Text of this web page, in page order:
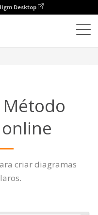
Desktop
online
criar diagramas